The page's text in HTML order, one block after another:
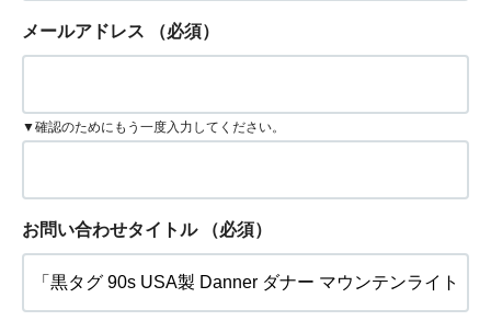
メールアドレス （必須）
▼確認のためにもう一度入力してください。
お問い合わせタイトル （必須）